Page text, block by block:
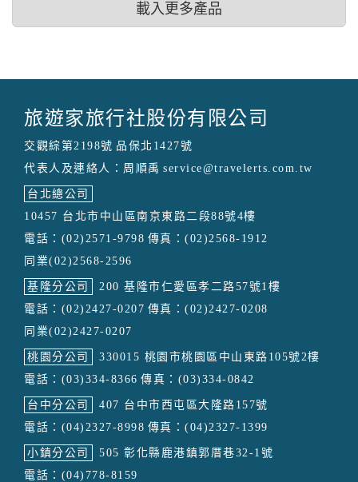
載入更多產品
旅遊家旅行社股份有限公司
交觀綜第2198號 品保北1427號
代表人及連絡人：周順禹 service@travelerts.com.tw
台北總公司
10457 台北市中山區南京東路二段88號4樓
電話：(02)2571-9798 傳真：(02)2568-1912
同業(02)2568-2596
基隆分公司
200 基隆市仁愛區孝二路57號1樓
電話：(02)2427-0207 傳真：(02)2427-0208
同業(02)2427-0207
桃園分公司
330015 桃園市桃園區中山東路105號2樓
電話：(03)334-8366 傳真：(03)334-0842
台中分公司
407 台中市西屯區大隆路157號
電話：(04)2327-8998 傳真：(04)2327-1399
小鎮分公司
505 彰化縣鹿港鎮郭厝巷32-1號
電話：(04)778-8159